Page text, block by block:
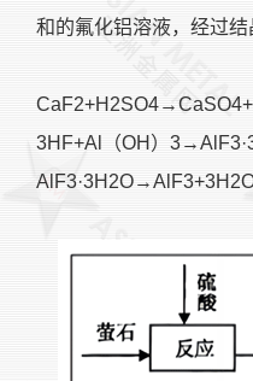
和的氟化铝溶液，经过
3HF+Al（OH）